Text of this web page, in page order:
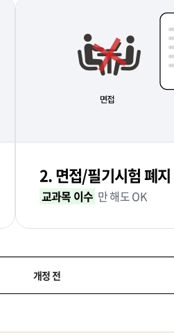
2. 면접/필기시험 폐지
교과목 이수 만 해도 OK
개정 전